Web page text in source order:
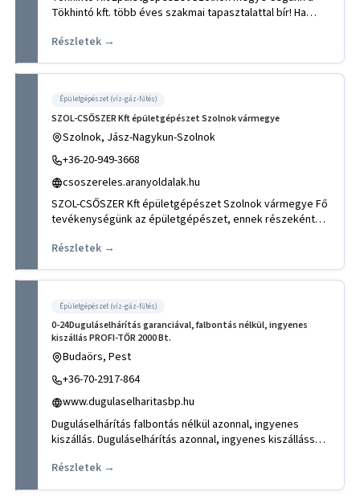
Tökhintó kft. több éves szakmai tapasztalattal bír! Ha
Részletek →
Épületgépészet (víz-gáz-fűtés)
SZOL-CSŐSZER Kft épületgépészet Szolnok vármegye
Szolnok, Jász-Nagykun-Szolnok
+36-20-949-3668
csoszereles.aranyoldalak.hu
SZOL-CSŐSZER Kft épületgépészet Szolnok vármegye Fő
tevékenységünk az épületgépészet, ennek részeként
Részletek →
Épületgépészet (víz-gáz-fűtés)
0-24Duguláselhárítás garanciával, falbontás nélkül, ingyenes
kiszállás PROFI-TŐR 2000 Bt.
Budaörs, Pest
+36-70-2917-864
www.dugulaselharitasbp.hu
Duguláselhárítás falbontás nélkül azonnal, ingyenes
kiszállás. Duguláselhárítás azonnal, ingyenes kiszállással.
Részletek →